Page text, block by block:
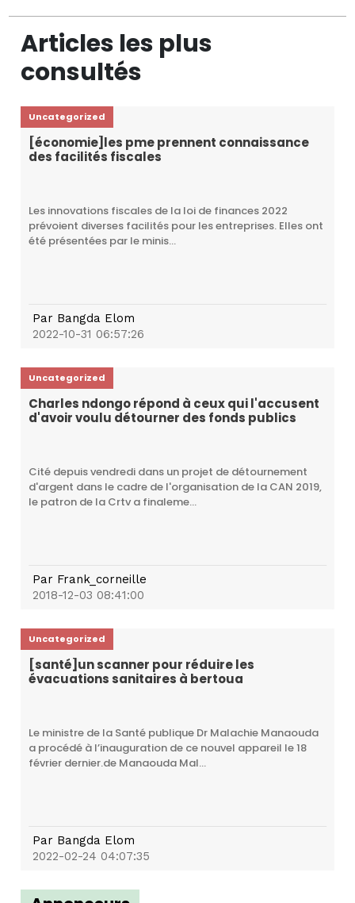
Articles les plus
consultés
Uncategorized
[économie]les pme prennent connaissance
des facilités fiscales
Les innovations fiscales de la loi de finances 2022
prévoient diverses facilités pour les entreprises. Elles ont
été présentées par le minis...
Par Bangda Elom
2022-10-31 06:57:26
Uncategorized
Charles ndongo répond à ceux qui l'accusent
d'avoir voulu détourner des fonds publics
Cité depuis vendredi dans un projet de détournement
d'argent dans le cadre de l'organisation de la CAN 2019,
le patron de la Crtv a finaleme...
Par Frank_corneille
2018-12-03 08:41:00
Uncategorized
[santé]un scanner pour réduire les
évacuations sanitaires à bertoua
Le ministre de la Santé publique Dr Malachie Manaouda
a procédé à l’inauguration de ce nouvel appareil le 18
février dernier.de Manaouda Mal...
Par Bangda Elom
2022-02-24 04:07:35